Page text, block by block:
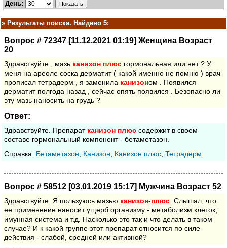
День:
» Результаты поиска. Найдено 5:
Вопрос # 72347 [11.12.2021 01:19] Женщина Возраст
20
Здравствуйте , мазь канизон плюс гормональная или нет ? У
меня на ареоле соска дерматит ( какой именно не помню ) врач
прописал тетрадерм , я заменила канизоном . Появился
дерматит полгода назад , сейчас опять появился . Безопасно ли
эту мазь наносить на грудь ?
Ответ:
Здравствуйте. Препарат канизон плюс содержит в своем
составе гормональный компонент - бетаметазон.
Cправка: Бетаметазон Канизон Канизон плюс Тетрадерм
Вопрос # 58512 [03.01.2019 15:17] Мужчина Возраст 52
Здравствуйте. Я пользуюсь мазью канизон-плюс . Слышал, что
ее применение наносит ущерб организму - метаболизм клеток,
имунная система и т.д. Насколько это так и что делать в таком
случае? И к какой группе этот препарат относится по силе
действия - слабой, средней или активной?